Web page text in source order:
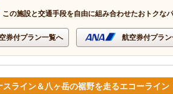
この施設と交通手段を自由に組み合わせたおトクな
券付プラン一覧へ 航空券付プラ
スライン＆八ヶ岳の裾野を走るエコーライ